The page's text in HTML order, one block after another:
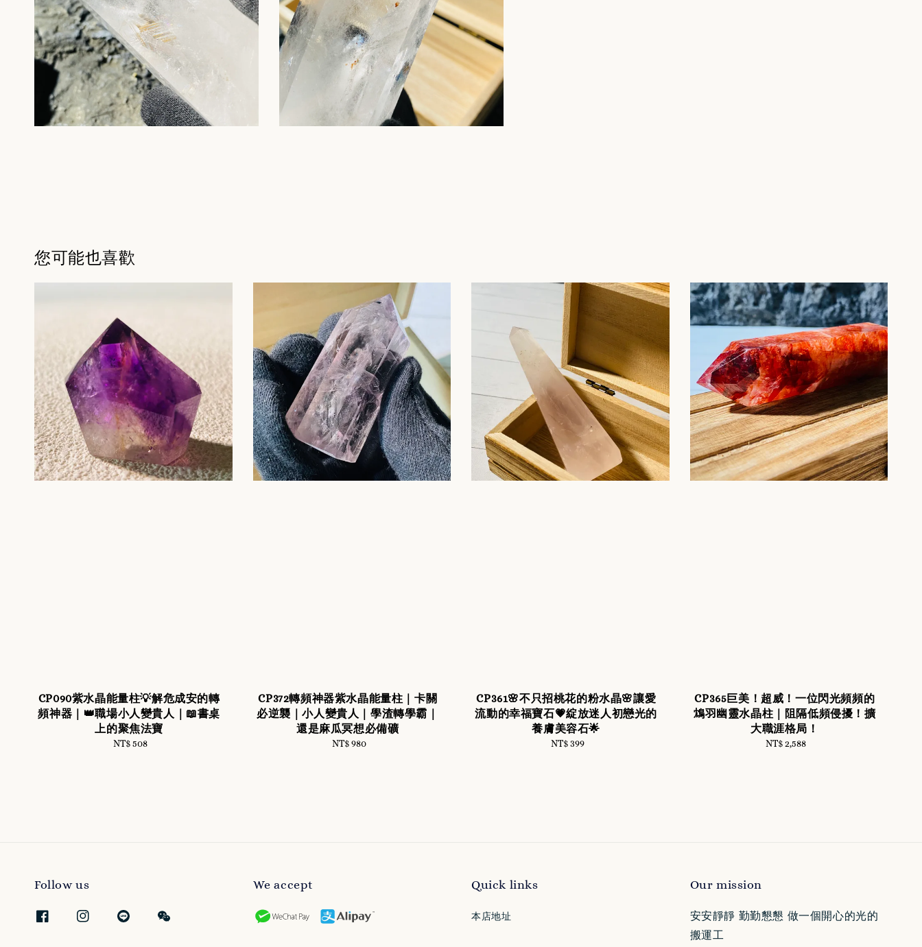
您可能也喜歡
CP090紫水晶能量柱💡解危成安的轉
頻神器｜👑職場小人變貴人｜📖書桌
上的聚焦法寶
Regular
NT$ 508
CP372轉頻神器紫水晶能量柱｜卡關
必逆襲｜小人變貴人｜學渣轉學霸｜
還是麻瓜冥想必備礦
Regular
NT$ 980
CP361🌸不只招桃花的粉水晶🌸讓愛
流動的幸福寶石💗綻放迷人初戀光的
養膚美容石🌟
Regular
NT$ 399
CP365巨美！超威！一位閃光頻頻的
鴆羽幽靈水晶柱｜阻隔低頻侵擾！擴
大職涯格局！
Regular
NT$ 2,588
Follow us We accept Quick links
本店地址
Our mission
安安靜靜 勤勤懇懇 做一個開心的光的
搬運工